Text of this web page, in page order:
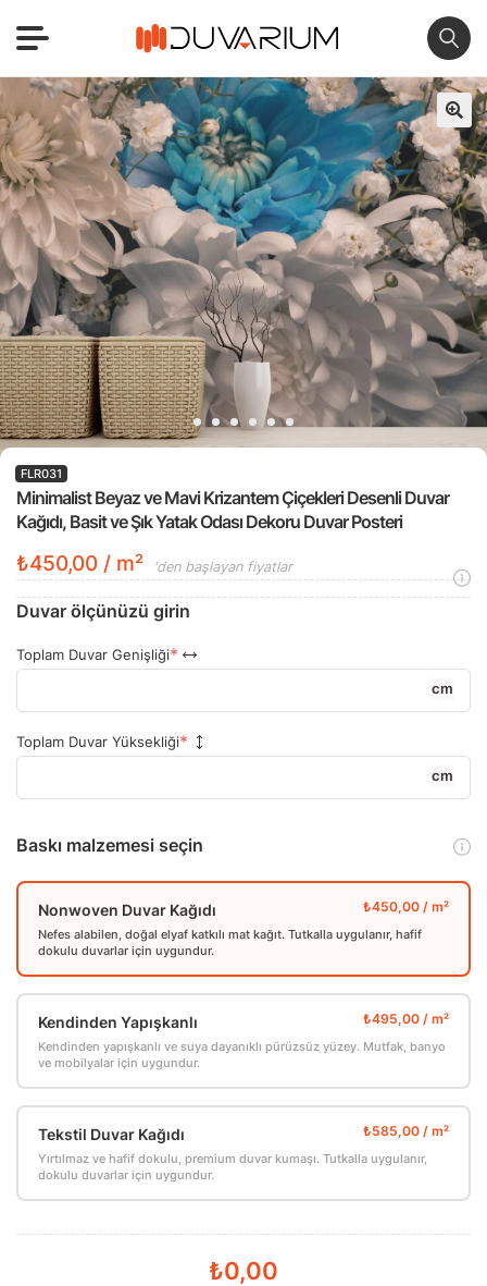
🔍
Minimalist Beyaz ve Mavi Krizantem Çiçekleri Desenli Duvar
Kağıdı, Basit ve Şık Yatak Odası Dekoru Duvar Posteri
FLR031
₺450,00 / m² 'den başlayan fiyatlar
Duvar ölçünüzü girin
Toplam Duvar Genişliği
cm
Toplam Duvar Yüksekliği
cm
Baskı malzemesi seçin
Nonwoven Duvar Kağıdı
Nefes alabilen, doğal elyaf katkılı mat kağıt. Tutkalla uygulanır, hafif
dokulu duvarlar için uygundur.
Kendinden Yapışkanlı
Kendinden yapışkanlı ve suya dayanıklı pürüzsüz yüzey. Mutfak, banyo
ve mobilyalar için uygundur.
Tekstil Duvar Kağıdı
Yırtılmaz ve hafif dokulu, premium duvar kumaşı. Tutkalla uygulanır,
dokulu duvarlar için uygundur.
₺0,00